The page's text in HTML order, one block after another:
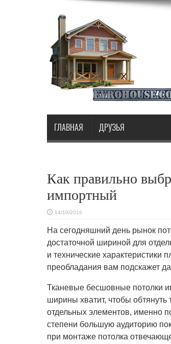
ГЛАВНАЯ ДРУЗЬЯ
Как правильно
импортный
14/10/2016
На сегодняшний день рынок
достаточной шириной для
и технические характеристики
преобладания вам подскажет
Тканевые бесшовные потолки
ширины хватит, чтобы
отдельных элементов, именно
степени большую аудиторию
при монтаже потолка